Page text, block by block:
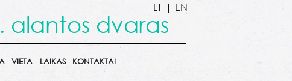
LT | EN
alantos dvaras
VIETA LAIKAS KONTAKTAI